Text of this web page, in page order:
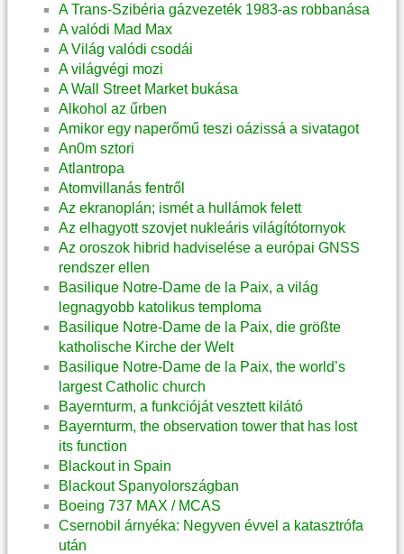
A Trans-Szibéria gázvezeték 1983-as robbanása
A valódi Mad Max
A Világ valódi csodái
A világvégi mozi
A Wall Street Market bukása
Alkohol az űrben
Amikor egy naperőmű teszi oázissá a sivatagot
An0m sztori
Atlantropa
Atomvillanás fentről
Az ekranoplán; ismét a hullámok felett
Az elhagyott szovjet nukleáris világítótornyok
Az oroszok hibrid hadviselése a európai GNSS
rendszer ellen
Basilique Notre-Dame de la Paix, a világ
legnagyobb katolikus temploma
Basilique Notre-Dame de la Paix, die größte
katholische Kirche der Welt
Basilique Notre-Dame de la Paix, the world’s
largest Catholic church
Bayernturm, a funkcióját vesztett kilátó
Bayernturm, the observation tower that has lost
its function
Blackout in Spain
Blackout Spanyolországban
Boeing 737 MAX / MCAS
Csernobil árnyéka: Negyven évvel a katasztrófa
után